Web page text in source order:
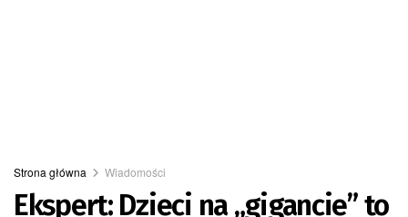
Strona główna Wiadomości
Ekspert: Dzieci na „gigancie” to